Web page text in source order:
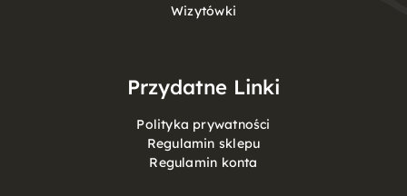
Wizytówki
Przydatne Linki
Polityka prywatności
Regulamin sklepu
Regulamin konta